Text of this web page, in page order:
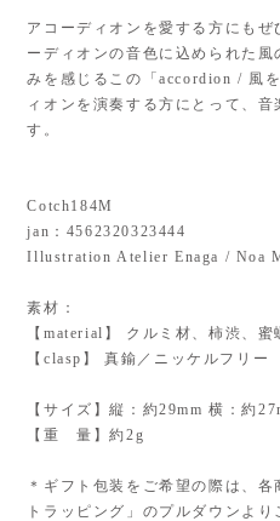
アコーディオンを愛する方にも
ーディオンの音色に込められた
みを感じるこの「accordion / 風
ィオンを演奏する方にとって、
す。
Cotch184M
jan：4562320323444
Illustration Atelier Enaga / Noa
素材：
【material】 クルミ材、柿渋、
【clasp】 真鍮／ニッケルフリー
【サイズ】縦：約29mm 横：約
【重 量】約2g
＊ギフト包装をご希望の際は、
トラッピング」のプルダウンより